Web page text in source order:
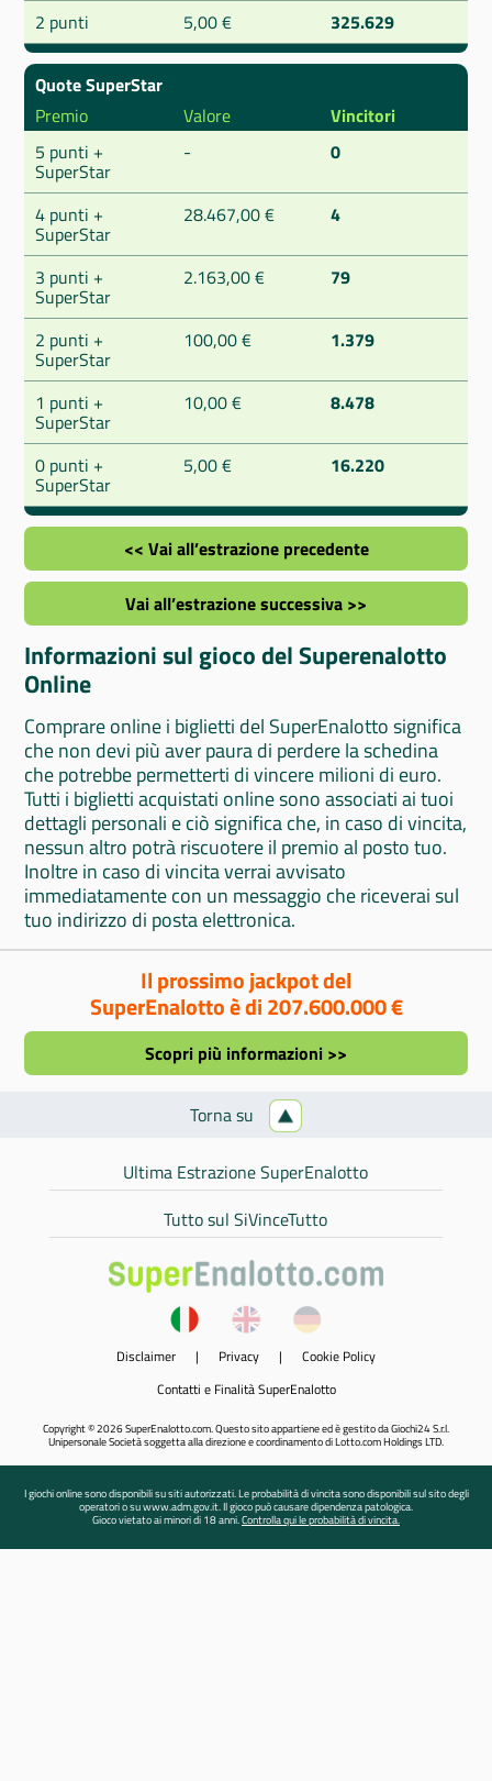
2 punti
5,00 € 325.629
Quote SuperStar
Premio
Valore
Vincitori
5 punti +
SuperStar
- 0
4 punti +
SuperStar
28.467,00 € 4
3 punti +
SuperStar
2.163,00 € 79
2 punti +
SuperStar
100,00 € 1.379
1 punti +
SuperStar
10,00 € 8.478
0 punti +
SuperStar
5,00 € 16.220
<< Vai all’estrazione precedente
Vai all’estrazione successiva >>
Informazioni sul gioco del Superenalotto
Online
Comprare online i biglietti del SuperEnalotto significa
che non devi più aver paura di perdere la schedina
che potrebbe permetterti di vincere milioni di euro.
Tutti i biglietti acquistati online sono associati ai tuoi
dettagli personali e ciò significa che, in caso di vincita,
nessun altro potrà riscuotere il premio al posto tuo.
Inoltre in caso di vincita verrai avvisato
immediatamente con un messaggio che riceverai sul
tuo indirizzo di posta elettronica.
Il prossimo jackpot del
SuperEnalotto è di 207.600.000 €
Scopri più informazioni >>
Torna su
Ultima Estrazione SuperEnalotto
Tutto sul SiVinceTutto
Disclaimer | Privacy | Cookie Policy
Contatti e Finalità SuperEnalotto
Copyright © 2026 SuperEnalotto.com. Questo sito appartiene ed è gestito da Giochi24 S.r.l.
Unipersonale Società soggetta alla direzione e coordinamento di Lotto.com Holdings LTD.
I giochi online sono disponibili su siti autorizzati. Le probabilità di vincita sono disponibili sul sito degli
operatori o su www.adm.gov.it. Il gioco può causare dipendenza patologica.
Gioco vietato ai minori di 18 anni.Controlla qui le probabilità di vincita.